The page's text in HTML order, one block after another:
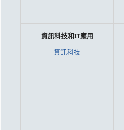
資訊科技和IT應用
資訊科技